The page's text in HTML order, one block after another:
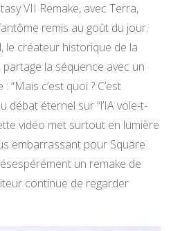
VII Remake, avec Terra,
remis au goût du jour.
le créateur historique de la
la séquence avec un
c’est quoi ? C’est
débat éternel sur “l’IA vole-t-
vidéo met surtout en lumière
embarrassant pour Square
un remake de
continue de regarder